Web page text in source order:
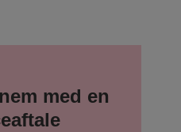
med en